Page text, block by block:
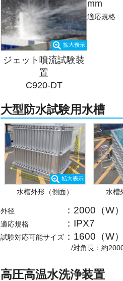
ジェット噴流試験装
置
C920-DT
mm
適応規格
大型防水試験用水槽
水槽外形（側面） 水槽
外径 ：2000（W
適応規格 ：IPX7
試験対応可能サイズ ：1600（W
/対角長：約
高圧高温水洗浄装置